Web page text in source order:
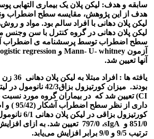
سابقه و هدف: لیکن پلان یک بیماری التهابی
هدف از این پژوهش، مقایسه سطح اضطراب
لیکن پلان دهانی با افراد سالم بود. مواد و
لیکن پلان دهانی در گروه کنترل با سن
سطح اضطراب توسط پرسشنامه ی اضطراب
آزمون Mann- U- whitney و regression
آنها تعیین شد.
یافته ها : افراد مبتلا به لیکن پلان دهانی 36 زن و 10 مرد
بودند. میزان کورتیزول بزاق42/3 نانومول در لیتر(14/4-69/2،95%
CI) تعیین شد که در بیماران گروه مورد
داری از نظر سطح اضطراب آشکار (95/42 ) و اضطراب پنهان(67/47) بین دو گروه مشاهده نشد (4/0
کورتیزول بزاقی در لیکن پلان دهانی 6/1 نانومول در لیتر
851/0 و
sIgA، 797/0 تعیین شد. به ازای افزایش 1 واحد
ترتیب 9/5 و 9/0 برابر افزایش می‌یابد.